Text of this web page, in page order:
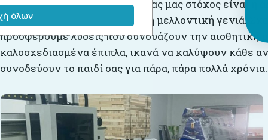
ΣτοBabyllama, πρωταρχικό μας μας στόχος είναι η
σεβασμό στο περιβάλλον και τη μελλοντική γενιά.
προσφέρουμε λύσεις που συνδυάζουν την αισθητική
καλοσχεδιασμένα έπιπλα, ικανά να καλύψουν κάθε
συνοδεύουν το παιδί σας για πάρα, πάρα πολλά χρόνια.
όλων